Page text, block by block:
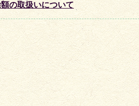
額の取扱いについて